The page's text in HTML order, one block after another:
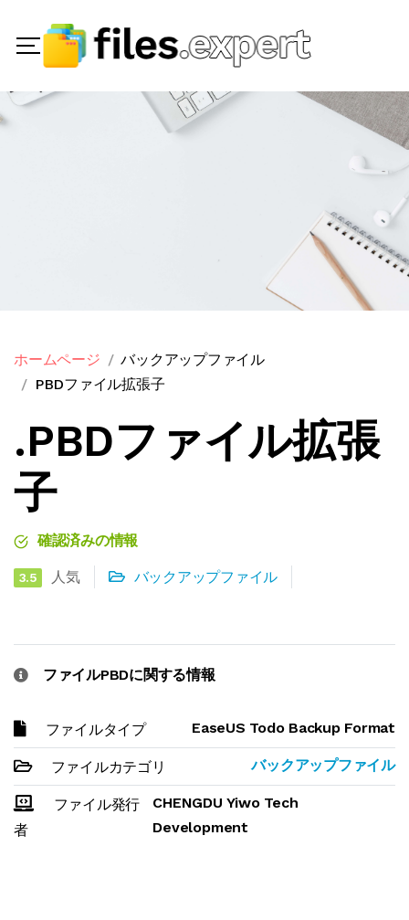
ホームページ
バックアップファイル
PBDファイル拡張子
.PBDファイル拡張
子
確認済みの情報
3.5 人気 バックアップファイル
ファイルPBDに関する情報
ファイルタイプ EaseUS Todo Backup Format
ファイルカテゴリ バックアップファイル
ファイル発行
者
CHENGDU Yiwo Tech
Development